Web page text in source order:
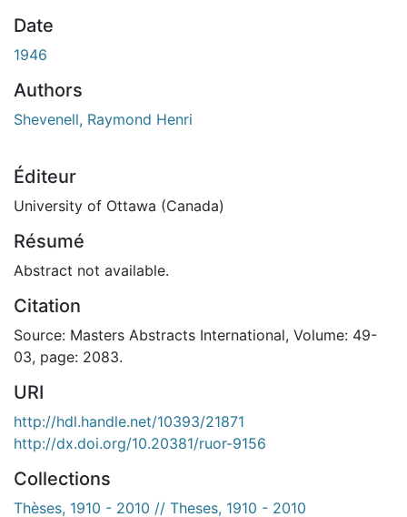
Date
1946
Authors
Shevenell, Raymond Henri
Éditeur
University of Ottawa (Canada)
Résumé
Abstract not available.
Citation
Source: Masters Abstracts International, Volume: 49-
03, page: 2083.
URI
http://hdl.handle.net/10393/21871
http://dx.doi.org/10.20381/ruor-9156
Collections
Thèses, 1910 - 2010 // Theses, 1910 - 2010